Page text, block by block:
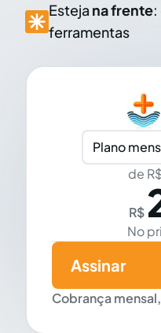
Esteja na frente:
ferramentas
Plano
de
R$
No
Cobrança
Assinar